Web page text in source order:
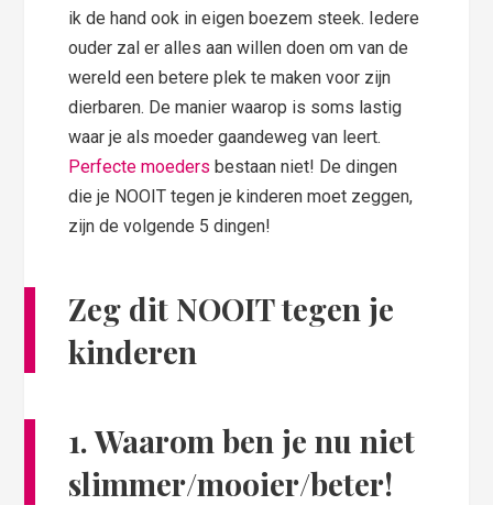
ik de hand ook in eigen boezem steek. Iedere
ouder zal er alles aan willen doen om van de
wereld een betere plek te maken voor zijn
dierbaren. De manier waarop is soms lastig
waar je als moeder gaandeweg van leert.
Perfecte moedersbestaan niet! De dingen
die je NOOIT tegen je kinderen moet zeggen,
zijn de volgende 5 dingen!
Zeg dit NOOIT tegen je
kinderen
1.Waarom ben je nu niet
slimmer/mooier/beter!